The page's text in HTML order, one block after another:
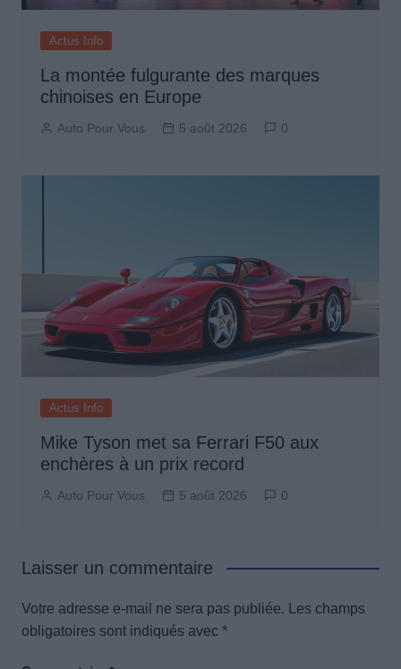
Actus Info
La montée fulgurante des marques
chinoises en Europe
Auto Pour Vous 5 août 2026 0
Actus Info
Mike Tyson met sa Ferrari F50 aux
enchères à un prix record
Auto Pour Vous 5 août 2026 0
Laisser un commentaire
Votre adresse e-mail ne sera pas publiée.
Les champs
obligatoires sont indiqués avec *